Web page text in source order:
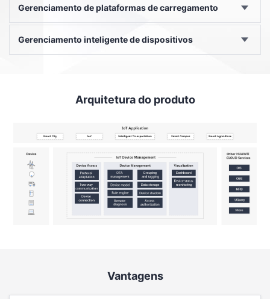
Gerenciamento de plataformas de carregamento
Gerenciamento inteligente de dispositivos
Arquitetura do produto
Vantagens